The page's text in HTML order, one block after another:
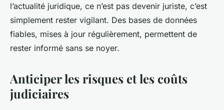
l’actualité juridique, ce n’est pas devenir juriste, c’est
simplement rester vigilant. Des bases de données
fiables, mises à jour régulièrement, permettent de
rester informé sans se noyer.
Anticiper les risques et les coûts
judiciaires